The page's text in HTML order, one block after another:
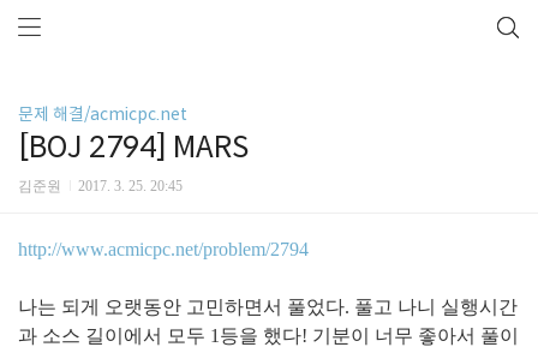
문제 해결/acmicpc.net
[BOJ 2794] MARS
김준원 2017. 3. 25. 20:45
http://www.acmicpc.net/problem/2794
나는 되게 오랫동안 고민하면서 풀었다. 풀고 나니 실행시간
과 소스 길이에서 모두 1등을 했다! 기분이 너무 좋아서 풀이